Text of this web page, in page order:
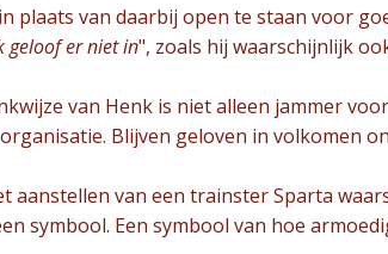
plaats van daarbij open te staan voor
geloof er niet in", zoals hij waarschijnlijk
van Henk is niet alleen jammer
Blijven geloven in volkomen
aanstellen van een trainster Sparta
symbool. Een symbool van hoe